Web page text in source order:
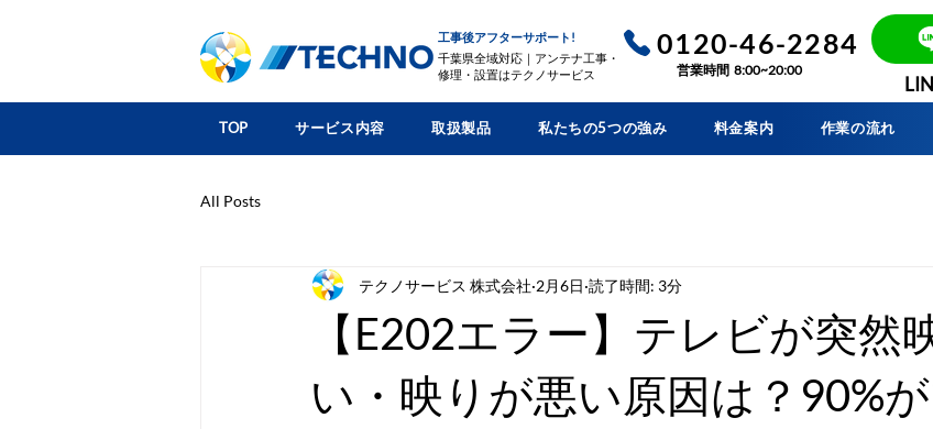
千葉県全域対応｜アンテナ工事・
修理・設置はテクノサービス
0120-46-2284
営業時間 8:00~20:00
工事後アフターサポート!
TOP サービス内容 取扱製品 私たちの5つの強み 料金案内 作業の流れ
All Posts
【E202エラー】テレビが突然
い・映りが悪い原因は？90%
テクノサービス 株式会社 2月6日 読了時間: 3分